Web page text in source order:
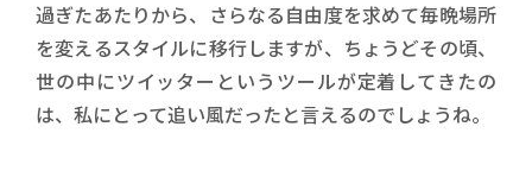
過ぎたあたりから、さらなる自由度を求めて毎晩場所
を変えるスタイルに移行しますが、ちょうどその頃、
世の中にツイッターというツールが定着してきたの
は、私にとって追い風だったと言えるのでしょうね。